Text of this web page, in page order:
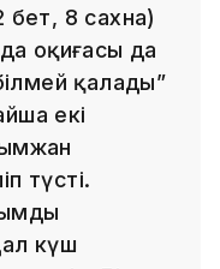
бет, 8 сахна)
оқиғасы да
қалады”
екі
түсті.
күш